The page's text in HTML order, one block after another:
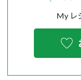
My レ